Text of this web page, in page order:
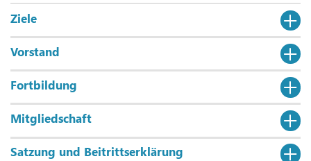
Ziele
Vorstand
Fortbildung
Mitgliedschaft
Satzung und Beitrittserklärung